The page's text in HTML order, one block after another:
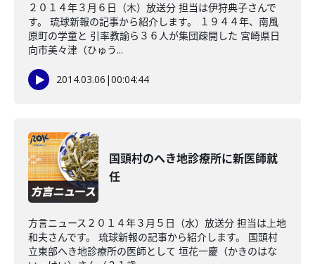
２０１４年３月６日（木）放送分 担当は伊狩典子さんで
す。 琉球新報の記事から紹介します。 １９４４年、南風
原町の学童と 引率教諭ら３６人が集団疎開した 宮崎県日
向市美々津（ひゅう...
2014.03.06 |00:04:44
国頭村のへき地診療所に新医師就
任
方言ニュース２０１４年３月５日（水）放送分 担当は上地
和夫さんです。 琉球新報の記事から紹介します。 国頭村
立東部へき地診療所の医師として 垣花一慶（かきのはな